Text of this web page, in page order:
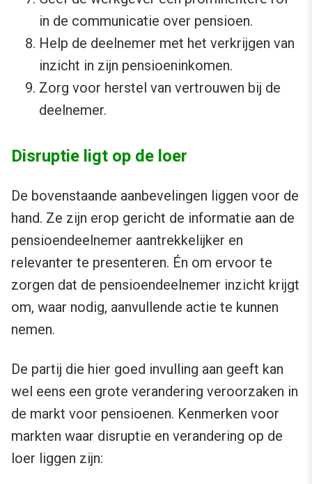
in de communicatie over pensioen.
Help de deelnemer met het verkrijgen van
inzicht in zijn pensioeninkomen.
Zorg voor herstel van vertrouwen bij de
deelnemer.
Disruptie ligt op de loer
De bovenstaande aanbevelingen liggen voor de
hand. Ze zijn erop gericht de informatie aan de
pensioendeelnemer aantrekkelijker en
relevanter te presenteren. Én om ervoor te
zorgen dat de pensioendeelnemer inzicht krijgt
om, waar nodig, aanvullende actie te kunnen
nemen.
De partij die hier goed invulling aan geeft kan
wel eens een grote verandering veroorzaken in
de markt voor pensioenen. Kenmerken voor
markten waar disruptie en verandering op de
loer liggen zijn: